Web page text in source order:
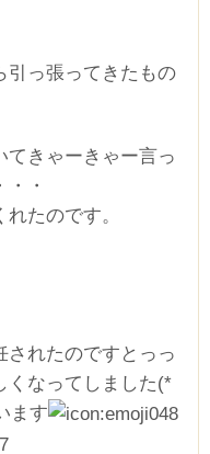
引っ張ってきたもの
てきゃーきゃー言っ
・
たのです。
されたのですとっっ
くなってしました(*
ます